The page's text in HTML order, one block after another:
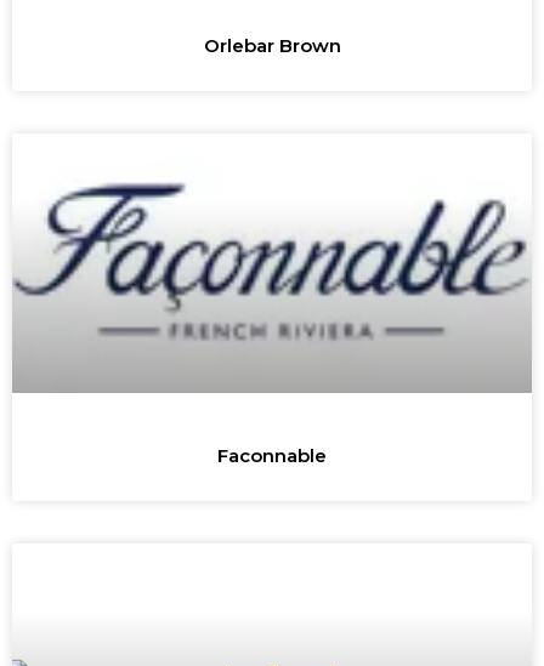
Orlebar Brown
Faconnable